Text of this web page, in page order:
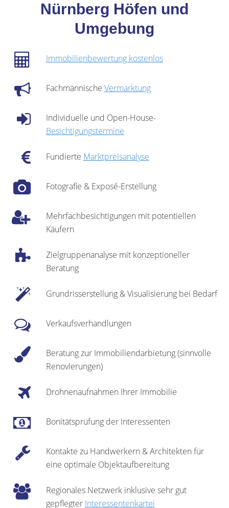
Nürnberg Höfen und
Umgebung
Immobilienbewertung kostenlos
Fachmännische Vermarktung
Individuelle und Open-House-
Besichtigungstermine
Fundierte Marktpreisanalyse
Fotografie & Exposé-Erstellung
Mehrfachbesichtigungen mit potentiellen
Käufern
Zielgruppenanalyse mit konzeptioneller
Beratung
Grundrisserstellung & Visualisierung bei Bedarf
Verkaufsverhandlungen
Beratung zur Immobiliendarbietung (sinnvolle
Renovierungen)
Drohnenaufnahmen Ihrer Immobilie
Bonitätsprüfung der Interessenten
Kontakte zu Handwerkern & Architekten für
eine optimale Objektaufbereitung
Regionales Netzwerk inklusive sehr gut
gepflegter Interessentenkartei